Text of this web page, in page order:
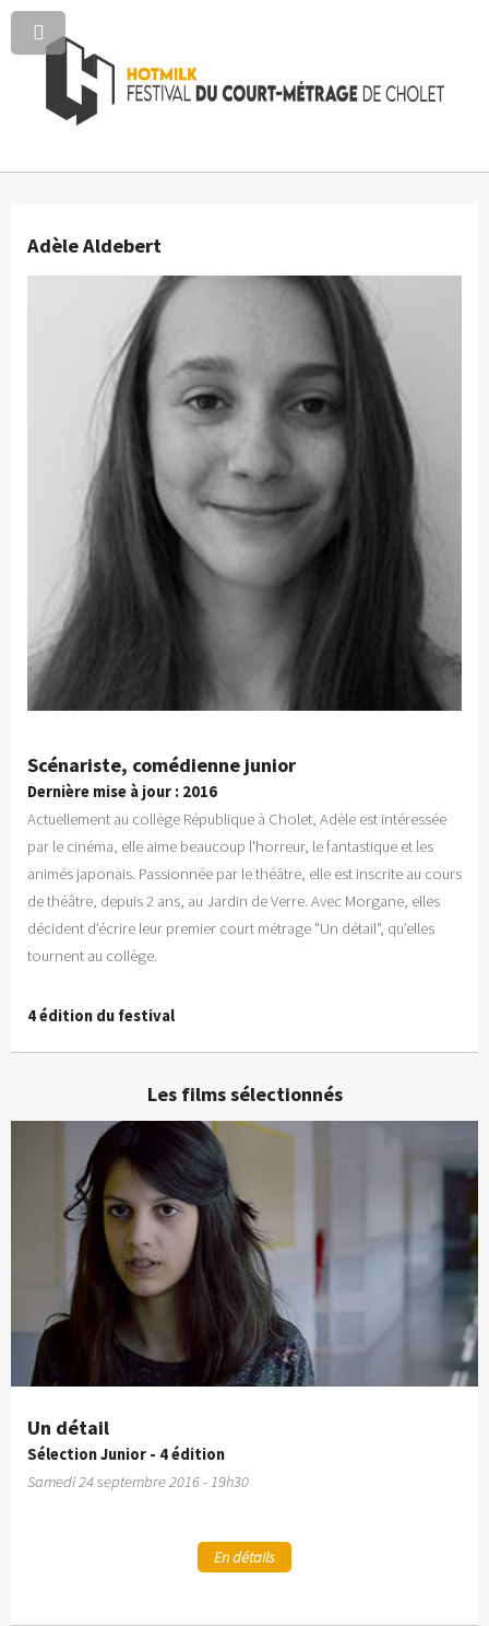
Adèle Aldebert
Scénariste, comédienne junior
Dernière mise à jour : 2016
Actuellement au collège République à Cholet, Adèle est intéressée
par le cinéma, elle aime beaucoup l'horreur, le fantastique et les
animés japonais. Passionnée par le théâtre, elle est inscrite au cours
de théâtre, depuis 2 ans, au Jardin de Verre. Avec Morgane, elles
décident d’écrire leur premier court métrage "Un détail", qu’elles
tournent au collège.
4 édition du festival
Les films sélectionnés
Un détail
Sélection Junior - 4 édition
Samedi 24 septembre 2016 - 19h30
En détails